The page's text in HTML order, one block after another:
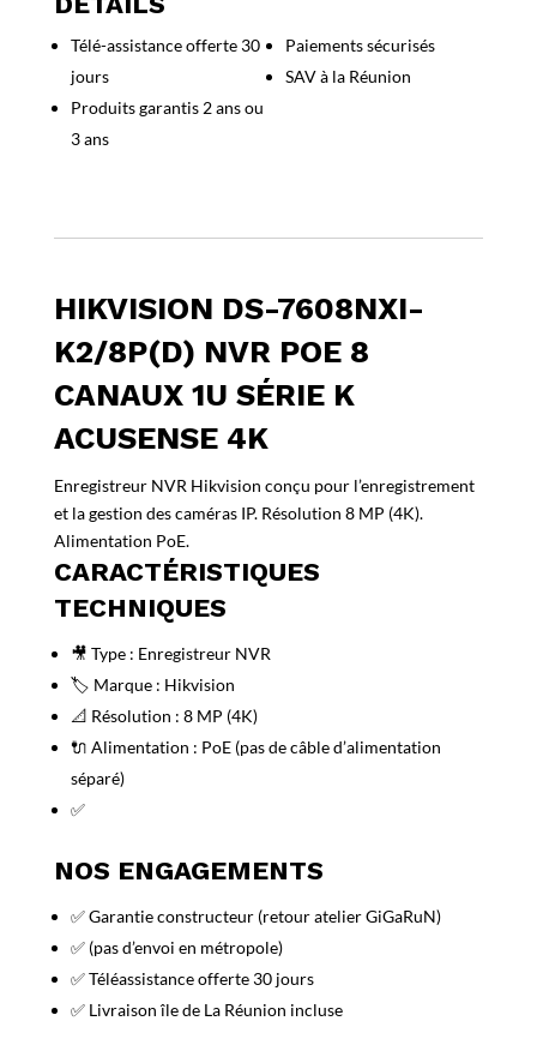
NVR
PoE
8
canaux
AcuSense
Télé-assistance offerte 30
jours
Produits garantis 2 ans ou
3 ans
Paiements sécurisés
SAV à la Réunion
HIKVISION DS-7608NXI-
K2/8P(D) NVR POE 8
CANAUX 1U SÉRIE K
ACUSENSE 4K
Enregistreur NVR Hikvision conçu pour l’enregistrement
et la gestion des caméras IP. Résolution 8 MP (4K).
Alimentation PoE.
CARACTÉRISTIQUES
TECHNIQUES
🎥 Type : Enregistreur NVR
🏷️ Marque : Hikvision
📐 Résolution : 8 MP (4K)
🔌 Alimentation : PoE (pas de câble d’alimentation
séparé)
✅
NOS ENGAGEMENTS
✅ Garantie constructeur (retour atelier GiGaRuN)
✅ (pas d’envoi en métropole)
✅ Téléassistance offerte 30 jours
✅ Livraison île de La Réunion incluse